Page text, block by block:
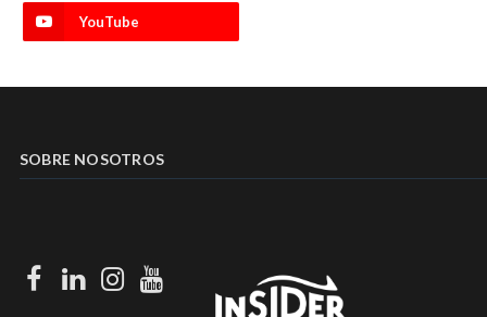
YouTube
SOBRE NOSOTROS
Facebook
LinkedInInstagram
Youtube